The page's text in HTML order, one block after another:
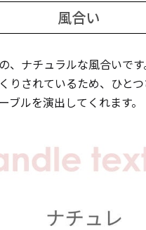
ALL
（形から選ぶ）キャン
ALL
風合い
ナチュラルな風合いです
りされているため、ひとつ
ルを演出してくれます。